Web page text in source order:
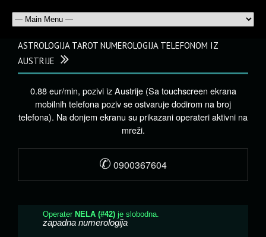
ASTROLOGIJA TAROT NUMEROLOGIJA TELEFONOM IZ
AUSTRIJE
0.88 eur/min, pozivi iz Austrije (Sa touchscreen ekrana
mobilnih telefona poziv se ostvaruje dodirom na broj
telefona). Na donjem ekranu su prikazani operateri aktivni na
mreži.
✆ 0900367604